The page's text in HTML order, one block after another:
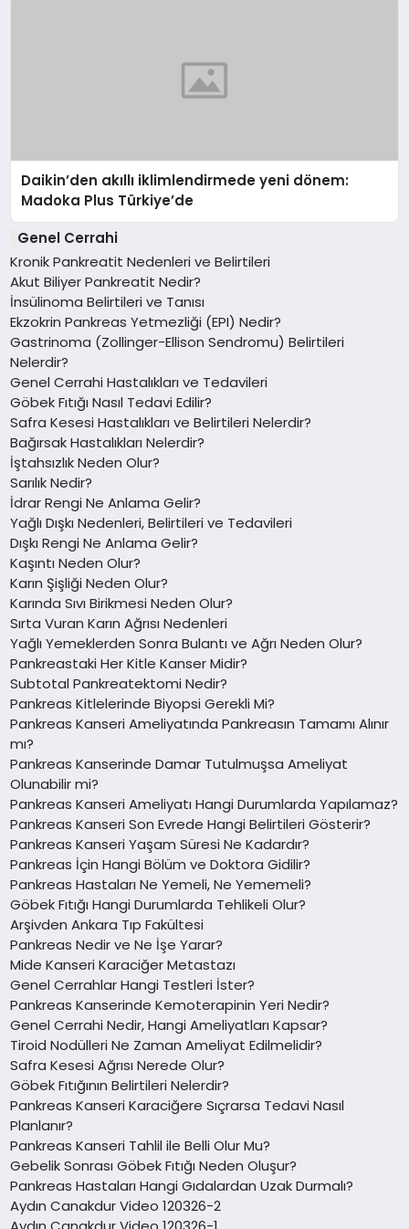
Daikin’den akıllı iklimlendirmede yeni dönem:
Madoka Plus Türkiye’de
Genel Cerrahi
Kronik Pankreatit Nedenleri ve Belirtileri
Akut Biliyer Pankreatit Nedir?
İnsülinoma Belirtileri ve Tanısı
Ekzokrin Pankreas Yetmezliği (EPI) Nedir?
Gastrinoma (Zollinger-Ellison Sendromu) Belirtileri
Nelerdir?
Genel Cerrahi Hastalıkları ve Tedavileri
Göbek Fıtığı Nasıl Tedavi Edilir?
Safra Kesesi Hastalıkları ve Belirtileri Nelerdir?
Bağırsak Hastalıkları Nelerdir?
İştahsızlık Neden Olur?
Sarılık Nedir?
İdrar Rengi Ne Anlama Gelir?
Yağlı Dışkı Nedenleri, Belirtileri ve Tedavileri
Dışkı Rengi Ne Anlama Gelir?
Kaşıntı Neden Olur?
Karın Şişliği Neden Olur?
Karında Sıvı Birikmesi Neden Olur?
Sırta Vuran Karın Ağrısı Nedenleri
Yağlı Yemeklerden Sonra Bulantı ve Ağrı Neden Olur?
Pankreastaki Her Kitle Kanser Midir?
Subtotal Pankreatektomi Nedir?
Pankreas Kitlelerinde Biyopsi Gerekli Mi?
Pankreas Kanseri Ameliyatında Pankreasın Tamamı Alınır
mı?
Pankreas Kanserinde Damar Tutulmuşsa Ameliyat
Olunabilir mi?
Pankreas Kanseri Ameliyatı Hangi Durumlarda Yapılamaz?
Pankreas Kanseri Son Evrede Hangi Belirtileri Gösterir?
Pankreas Kanseri Yaşam Süresi Ne Kadardır?
Pankreas İçin Hangi Bölüm ve Doktora Gidilir?
Pankreas Hastaları Ne Yemeli, Ne Yememeli?
Göbek Fıtığı Hangi Durumlarda Tehlikeli Olur?
Arşivden Ankara Tıp Fakültesi
Pankreas Nedir ve Ne İşe Yarar?
Mide Kanseri Karaciğer Metastazı
Genel Cerrahlar Hangi Testleri İster?
Pankreas Kanserinde Kemoterapinin Yeri Nedir?
Genel Cerrahi Nedir, Hangi Ameliyatları Kapsar?
Tiroid Nodülleri Ne Zaman Ameliyat Edilmelidir?
Safra Kesesi Ağrısı Nerede Olur?
Göbek Fıtığının Belirtileri Nelerdir?
Pankreas Kanseri Karaciğere Sıçrarsa Tedavi Nasıl
Planlanır?
Pankreas Kanseri Tahlil ile Belli Olur Mu?
Gebelik Sonrası Göbek Fıtığı Neden Oluşur?
Pankreas Hastaları Hangi Gıdalardan Uzak Durmalı?
Aydın Canakdur Video 120326-2